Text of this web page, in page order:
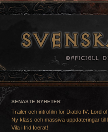
SENASTE NYHETER
Trailer och introfilm för Diablo IV: Lord
Ny klass och massiva uppdateringar till
Vila i frid Icerat!